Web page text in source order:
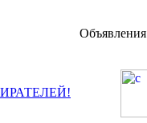
Объявления